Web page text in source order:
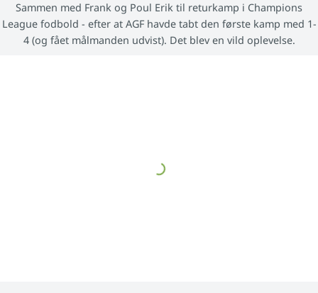
Sammen med Frank og Poul Erik til returkamp i Champions
League fodbold - efter at AGF havde tabt den første kamp med 1-
4 (og fået målmanden udvist). Det blev en vild oplevelse.